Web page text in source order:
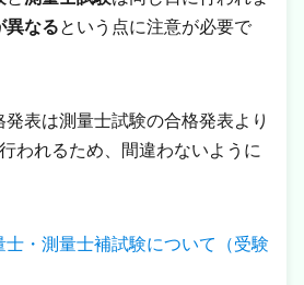
異なるという点に注意が必要で
表は測量士試験の合格発表より
われるため、間違わないように
士・測量士補試験について（受験